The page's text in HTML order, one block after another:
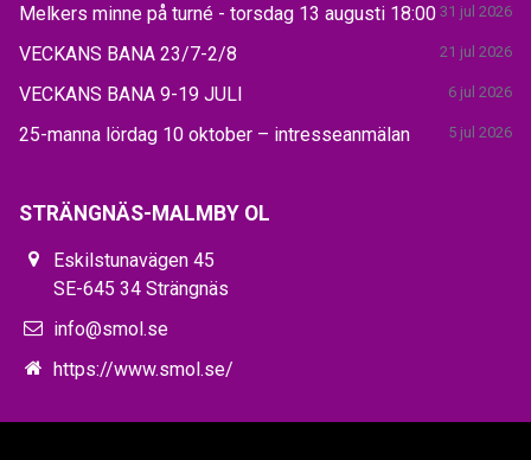
Melkers minne på turné - torsdag 13 augusti 18:00 31 jul 2026
VECKANS BANA 23/7-2/8 21 jul 2026
VECKANS BANA 9-19 JULI 6 jul 2026
25-manna lördag 10 oktober – intresseanmälan 5 jul 2026
STRÄNGNÄS-MALMBY OL
Eskilstunavägen 45
SE-645 34 Strängnäs
info@smol.se
https://www.smol.se/